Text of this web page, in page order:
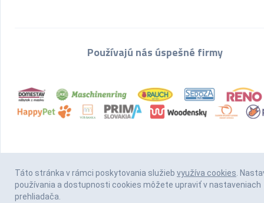
Používajú nás úspešné firmy
Táto stránka v rámci poskytovania služieb využíva cookies.
používania a dostupnosti cookies môžete upraviť v nastaveniach
prehliadača.